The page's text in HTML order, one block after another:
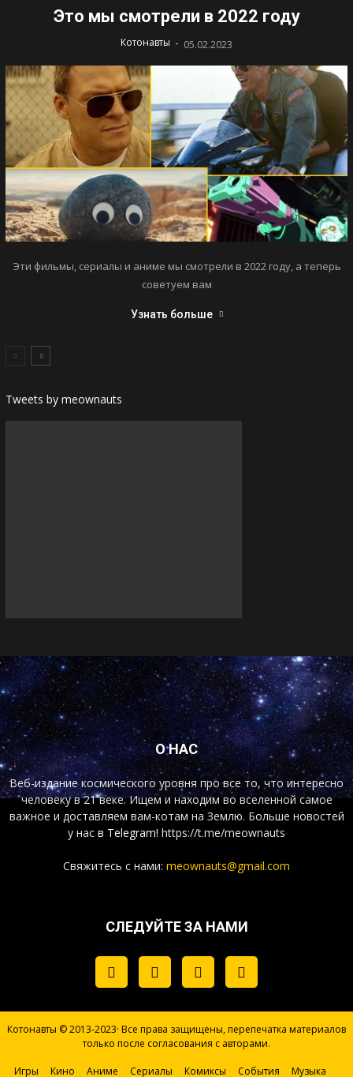
Это мы смотрели в 2022 году
Котонавты - 05.02.2023
Эти фильмы, сериалы и аниме мы смотрели в 2022 году, а теперь
советуем вам
Узнать больше
Tweets by meownauts
О НАС
Веб-издание космического уровня про все то, что интересно
человеку в 21 веке. Ищем и находим во вселенной самое
важное и доставляем вам-котам на Землю. Больше новостей
у нас в Telegram! https://t.me/meownauts
Свяжитесь с нами: meownauts@gmail.com
СЛЕДУЙТЕ ЗА НАМИ
Котонавты © 2013-2023· Все права защищены, перепечатка материалов
только после согласования с авторами.
Игры Кино Аниме Сериалы Комиксы События Музыка